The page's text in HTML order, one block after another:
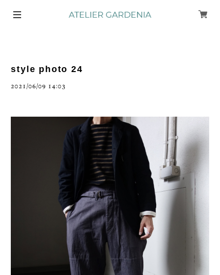
style photo 24
2021/06/09 14:03